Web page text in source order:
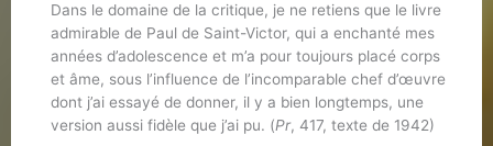
Dans le domaine de la critique, je ne retiens que le livre
admirable de Paul de Saint-Victor, qui a enchanté mes
années d’adolescence et m’a pour toujours placé corps
et âme, sous l’influence de l’incomparable chef d’œuvre
dont j’ai essayé de donner, il y a bien longtemps, une
version aussi fidèle que j’ai pu. (Pr, 417, texte de 1942)